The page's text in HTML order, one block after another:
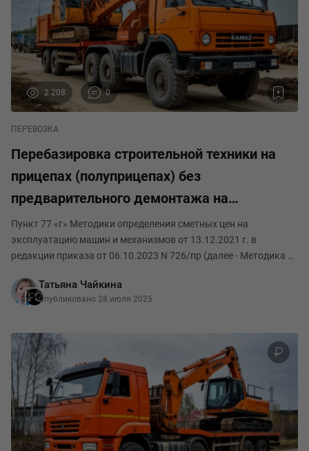
2 208 0
ПЕРЕВОЗКА
Перебазировка строительной техники на
прицепах (полуприцепах) без
предварительного демонтажа на
отдельные конструктивные части (часть
4).
Пункт 77 «г» Методики определения сметных цен на
эксплуатацию машин и механизмов от 13.12.2021 г. в
редакции приказа от 06.10.2023 N 726/пр (далее - Методика №
машин и механизмов на прицепах (полуприцепах и
Татьяна Чайкина
Опубликовано 28 июля 2025